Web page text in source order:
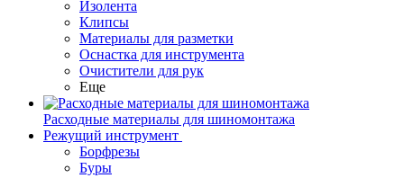
Изолента
Клипсы
Материалы для разметки
Оснастка для инструмента
Очистители для рук
Еще
Расходные материалы для шиномонтажа
Режущий инструмент
Борфрезы
Буры